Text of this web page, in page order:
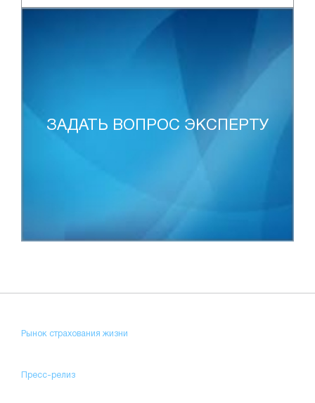
ЗАДАТЬ ВОПРОС ЭКСПЕРТУ
Рынок страхования жизни
Пресс-релиз